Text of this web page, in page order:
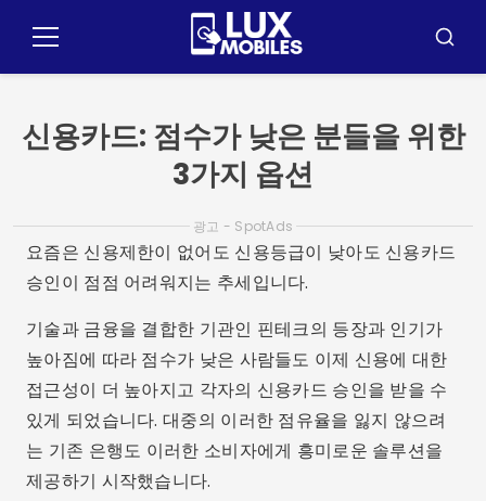
메
검
신용카드: 점수가 낮은 분들을 위한
3가지 옵션
광고 - SpotAds
요즘은 신용제한이 없어도 신용등급이 낮아도 신용카드
승인이 점점 어려워지는 추세입니다.
기술과 금융을 결합한 기관인 핀테크의 등장과 인기가
높아짐에 따라 점수가 낮은 사람들도 이제 신용에 대한
접근성이 더 높아지고 각자의 신용카드 승인을 받을 수
있게 되었습니다. 대중의 이러한 점유율을 잃지 않으려
는 기존 은행도 이러한 소비자에게 흥미로운 솔루션을
제공하기 시작했습니다.